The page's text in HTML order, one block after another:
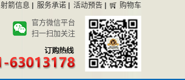
射箭信息 服务承诺 活动预告 购物车
官方微信平台
扫一扫加关注